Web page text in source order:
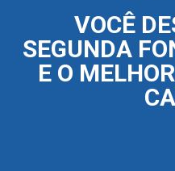
VOCÊ
SEGUNDA
E O